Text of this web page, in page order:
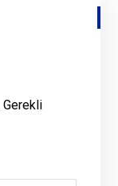
Gerekli